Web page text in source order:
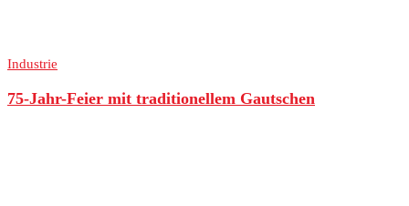
Industrie
75-Jahr-Feier mit traditionellem Gautschen